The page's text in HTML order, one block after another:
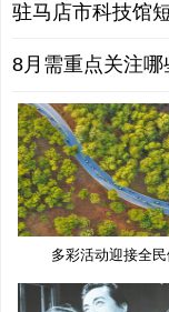
驻马店市科技馆
8月需重点关注
多彩活动迎接全民